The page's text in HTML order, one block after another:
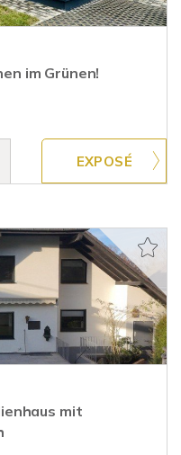
im Grünen!
mit